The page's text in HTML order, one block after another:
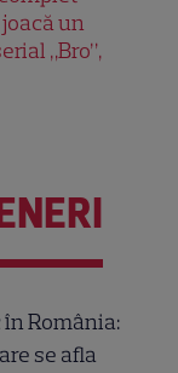
un
„Bro”,
România:
se afla